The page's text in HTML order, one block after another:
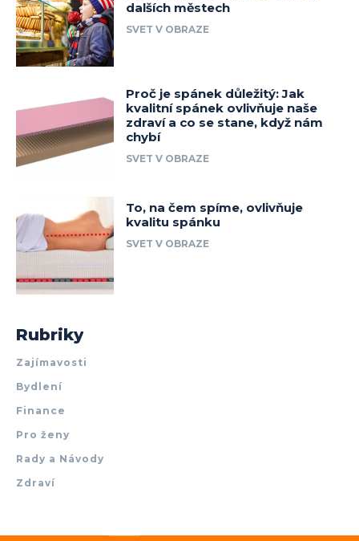
dalších městech
SVET V OBRAZE
Proč je spánek důležitý: Jak
kvalitní spánek ovlivňuje naše
zdraví a co se stane, když nám
chybí
SVET V OBRAZE
To, na čem spíme, ovlivňuje
kvalitu spánku
SVET V OBRAZE
Rubriky
Zajímavosti
Bydlení
Finance
Pro ženy
Rady a Návody
Zdraví